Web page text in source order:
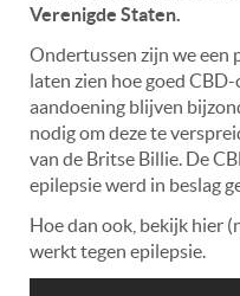
Verenigde Staten.
Ondertussen zijn we een
laten zien hoe goed
aandoening blijven
nodig om deze te
van de Britse Billie. De
epilepsie werd in beslag
Hoe dan ook, bekijk hier
werkt tegen epilepsie.